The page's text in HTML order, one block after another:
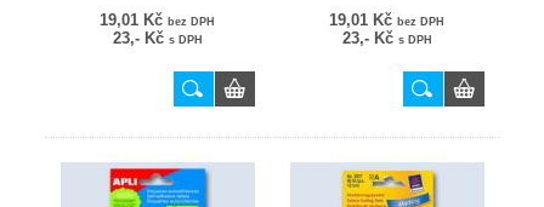
19,01 Kč bez DPH
23,- Kč s DPH
19,01 Kč bez DPH
23,- Kč s DPH